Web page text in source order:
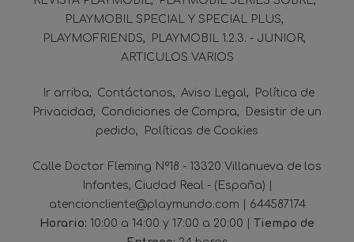
PLAYMOBIL SPECIAL Y SPECIAL PLUS
PLAYMOFRIENDS
PLAYMOBIL 1.2.3. - JUNIOR
ARTICULOS VARIOS
Ir arriba Contáctanos Aviso Legal
Política de
Privacidad
Condiciones de Compra
Desistir de un
pedido
Políticas de Cookies
Calle Doctor Fleming Nº18 - 13320 Villanueva de los
Infantes, Ciudad Real - (España) |
atencioncliente@playmundo.com | 644587174
Horario: 10:00 a 14:00 y 17:00 a 20:00 | Tiempo de